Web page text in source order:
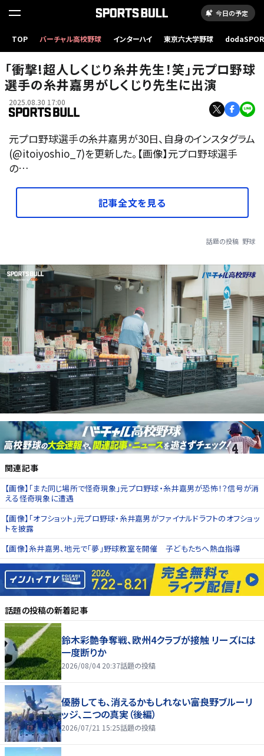
今日の予定
TOP バーチャル高校野球 インターハイ 東京六大学野球
「衝撃!超人しくじり糸井先生！笑」元プロ野球
選手の糸井嘉男がしくじり先生に出演
2025.08.30 17:00
元プロ野球選手の糸井嘉男が30日、自身のインスタグラム
(@itoiyoshio_7)を更新した。【画像】元プロ野球選手
の…
記事全文を見る
話題の投稿 野球
関連記事
【画像】「また同じ場所で怪奇現象」元プロ野球・糸井嘉男が恐怖！？信号が消
える怪奇現象に遭遇
【画像】「オフショット」元プロ野球・糸井嘉男がファイナルドラフトのオフショッ
トを披露
【画像】糸井嘉男、地元で「夢」野球教室を開催 子どもたちへ熱血指導
話題の投稿の新着記事
鈴木彩艶争奪戦、欧州4クラブが接触 リーズには
一度断りか
2026/08/04 20:37話題の投稿
優勝しても、消えるかもしれない――富良野ブルーリ
ッジ、二つの真実（後編）
2026/07/21 15:25話題の投稿